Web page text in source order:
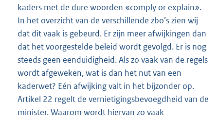
kaders met de dure woorden «comply or explain».
In het overzicht van de verschillende zbo’s zien wij
dat dit vaak is gebeurd. Er zijn meer afwijkingen dan
dat het voorgestelde beleid wordt gevolgd. Er is nog
steeds geen eenduidigheid. Als zo vaak van de regels
wordt afgeweken, wat is dan het nut van een
kaderwet? Eén afwijking valt in het bijzonder op.
Artikel 22 regelt de vernietigingsbevoegdheid van de
minister. Waarom wordt hiervan zo vaak